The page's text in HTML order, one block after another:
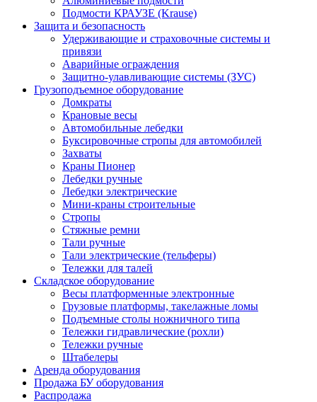
Подмости КРАУЗЕ (Krause)
Защита и безопасность
Удерживающие и страховочные системы и
привязи
Аварийные ограждения
Защитно-улавливающие системы (ЗУС)
Грузоподъемное оборудование
Домкраты
Крановые весы
Автомобильные лебедки
Буксировочные стропы для автомобилей
Захваты
Краны Пионер
Лебедки ручные
Лебедки электрические
Мини-краны строительные
Стропы
Стяжные ремни
Тали ручные
Тали электрические (тельферы)
Тележки для талей
Складское оборудование
Весы платформенные электронные
Грузовые платформы, такелажные ломы
Подъемные столы ножничного типа
Тележки гидравлические (рохли)
Тележки ручные
Штабелеры
Аренда оборудования
Продажа БУ оборудования
Распродажа